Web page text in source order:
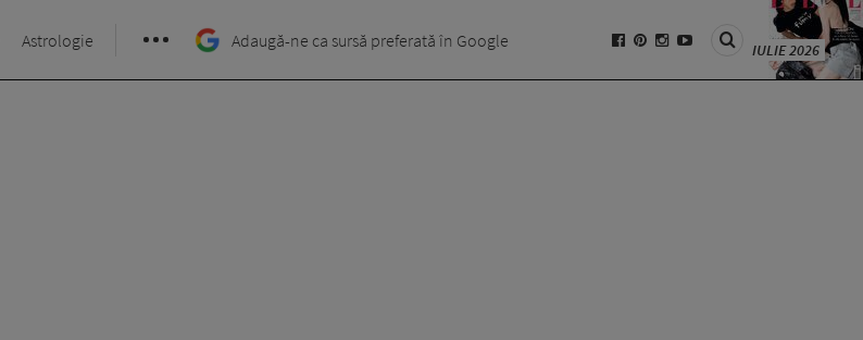
Astrologie Adaugă-ne ca sursă preferată în Google IULIE 2026